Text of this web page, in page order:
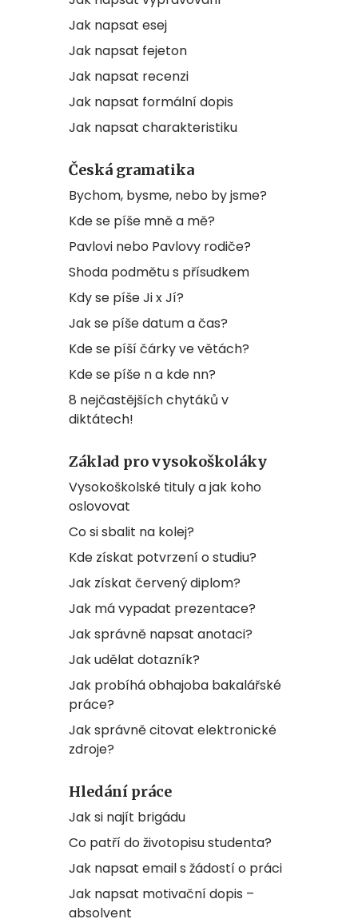
Jak napsat esej
Jak napsat fejeton
Jak napsat recenzi
Jak napsat formální dopis
Jak napsat charakteristiku
Česká gramatika
Bychom, bysme, nebo by jsme?
Kde se píše mně a mě?
Pavlovi nebo Pavlovy rodiče?
Shoda podmětu s přísudkem
Kdy se píše Ji x Jí?
Jak se píše datum a čas?
Kde se píší čárky ve větách?
Kde se píše n a kde nn?
8 nejčastějších chytáků v
diktátech!
Základ pro vysokoškoláky
Vysokoškolské tituly a jak koho
oslovovat
Co si sbalit na kolej?
Kde získat potvrzení o studiu?
Jak získat červený diplom?
Jak má vypadat prezentace?
Jak správně napsat anotaci?
Jak udělat dotazník?
Jak probíhá obhajoba bakalářské
práce?
Jak správně citovat elektronické
zdroje?
Hledání práce
Jak si najít brigádu
Co patří do životopisu studenta?
Jak napsat email s žádostí o práci
Jak napsat motivační dopis –
absolvent